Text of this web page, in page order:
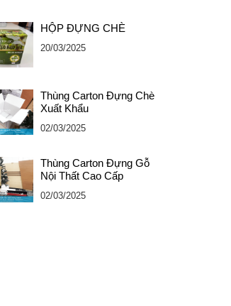
HỘP ĐỰNG CHÈ
20/03/2025
Thùng Carton Đựng Chè
Xuất Khẩu
02/03/2025
Thùng Carton Đựng Gỗ
Nội Thất Cao Cấp
02/03/2025